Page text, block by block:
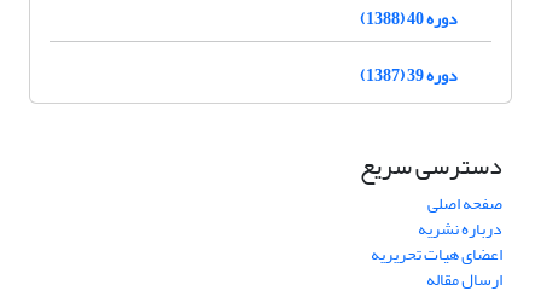
دوره 40 (1388)
دوره 39 (1387)
دسترسی سریع
صفحه اصلی
درباره نشریه
اعضای هیات تحریریه
ارسال مقاله